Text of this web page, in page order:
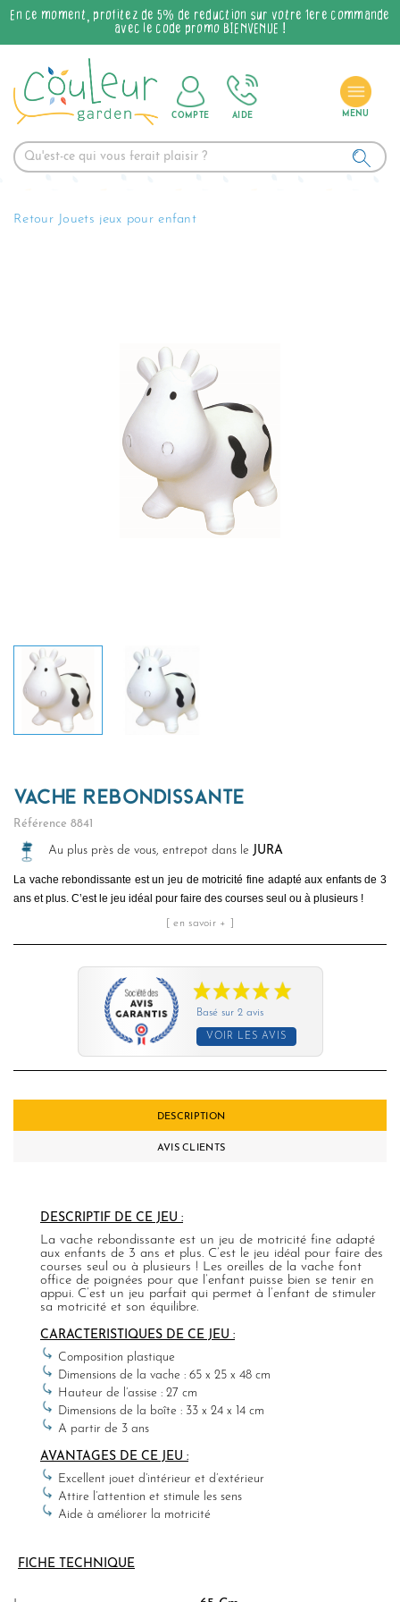
En ce moment, profitez de 5% de réduction sur votre 1ère commande
avec le code promo BIENVENUE !
COMPTE AIDE
Retour Jouets jeux pour enfant
VACHE REBONDISSANTE
Référence 8841
Au plus près de vous, entrepot dans le JURA
La vache rebondissante est un jeu de motricité fine adapté aux enfants de 3
ans et plus. C’est le jeu idéal pour faire des courses seul ou à plusieurs !
[ en savoir + ]
Basé sur 2 avis
VOIR LES AVIS
DESCRIPTION
AVIS CLIENTS
DESCRIPTIF DE CE JEU :
La vache rebondissante est un jeu de motricité fine adapté
aux enfants de 3 ans et plus. C’est le jeu idéal pour faire des
courses seul ou à plusieurs ! Les oreilles de la vache font
office de poignées pour que l’enfant puisse bien se tenir en
appui. C’est un jeu parfait qui permet à l’enfant de stimuler
sa motricité et son équilibre.
CARACTERISTIQUES DE CE JEU :
Composition plastique
Dimensions de la vache : 65 x 25 x 48 cm
Hauteur de l’assise : 27 cm
Dimensions de la boîte : 33 x 24 x 14 cm
A partir de 3 ans
AVANTAGES DE CE JEU :
Excellent jouet d’intérieur et d’extérieur
Attire l’attention et stimule les sens
Aide à améliorer la motricité
FICHE TECHNIQUE